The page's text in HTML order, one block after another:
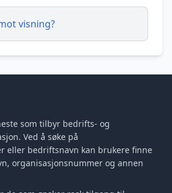
visning?
som tilbyr bedrifts- og
Ved å søke på
eller bedriftsnavn kan brukere finne
organisasjonsnummer og annen